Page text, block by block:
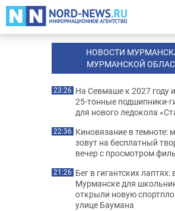
НОВОСТИ
МУРМАНСКОЙ
23:26 На Севмаше к 2027 году
25-тонные подшипники-
для нового ледокола
22:36 Киновязание в темноте:
зовут на бесплатный
вечер с просмотром
21:26 Бег в гигантских лаптях:
Мурманске для
открыли новую
улице Баумана